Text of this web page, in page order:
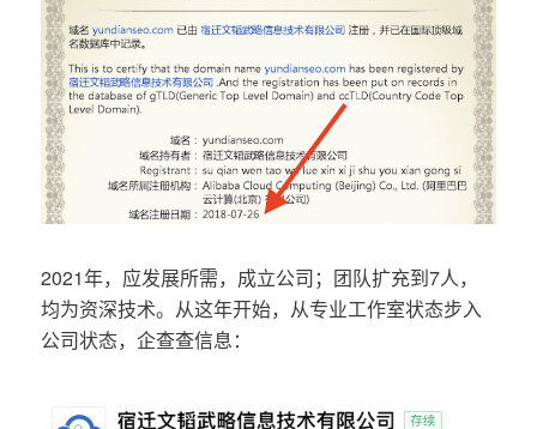
2021年，应发展所需，成立公司；团队扩充到7人，
均为资深技术。从这年开始，从专业工作室状态步入
公司状态，企查查信息：